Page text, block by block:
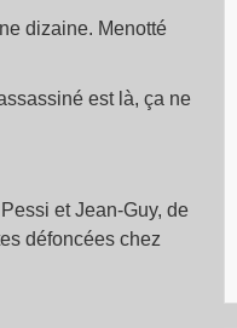
dizaine. Menotté
est là, ça ne
et Jean-Guy, de
défoncées chez